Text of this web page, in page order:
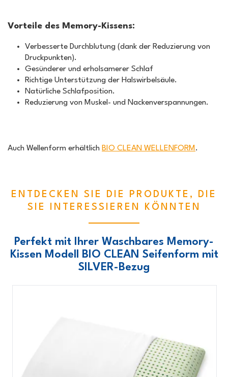
Vorteile des Memory-Kissens:
Verbesserte Durchblutung (dank der Reduzierung von
Druckpunkten).
Gesünderer und erholsamerer Schlaf
Richtige Unterstützung der Halswirbelsäule.
Natürliche Schlafposition.
Reduzierung von Muskel- und Nackenverspannungen.
Auch Wellenform erhältlich BIO CLEAN WELLENFORM .
ENTDECKEN SIE DIE PRODUKTE, DIE
SIE INTERESSIEREN KÖNNTEN
Perfekt mit Ihrer Waschbares Memory-
Kissen Modell BIO CLEAN Seifenform mit
SILVER-Bezug